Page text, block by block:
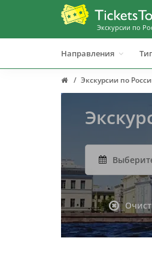
Экскурсии по
Направления
Экскурсии по